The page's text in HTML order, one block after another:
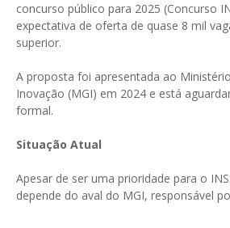
concurso público para 2025 (Concurso
expectativa de oferta de quase 8 mil
superior.
A proposta foi apresentada ao
Inovação (MGI) em 2024 e está
formal.
Situação Atual
Apesar de ser uma prioridade para o
depende do aval do MGI, responsável